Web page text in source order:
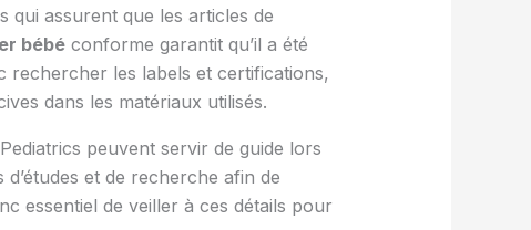
assurent que les articles de
bébéconforme garantit qu’il a été
rechercher les labels et certifications,
dans les matériaux utilisés.
peuvent servir de guide lors
et de recherche afin de
essentiel de veiller à ces détails pour